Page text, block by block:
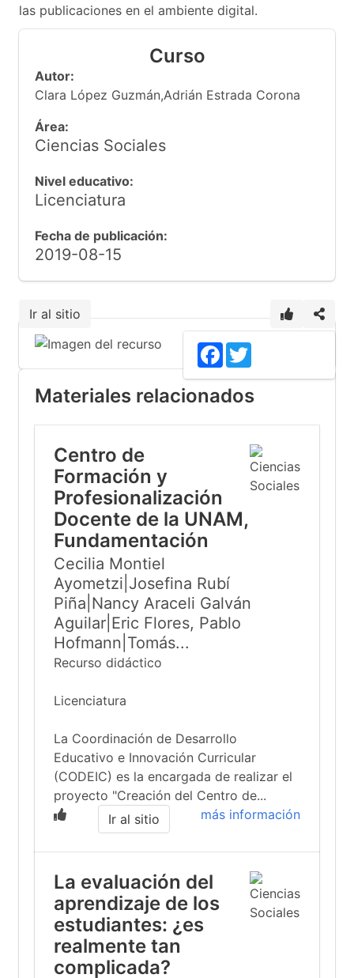
las publicaciones en el ambiente digital.
Curso
Autor:
Clara López Guzmán,Adrián Estrada Corona
Área:
Ciencias Sociales
Nivel educativo:
Licenciatura
Fecha de publicación:
2019-08-15
Ir al sitio
Facebook
Materiales relacionados
Centro de
Formación y
Profesionalización
Docente de la UNAM,
Fundamentación
Cecilia Montiel
Ayometzi|Josefina Rubí
Piña|Nancy Araceli Galván
Aguilar|Eric Flores, Pablo
Hofmann|Tomás...
Recurso didáctico
Licenciatura
La Coordinación de Desarrollo
Educativo e Innovación Curricular
(CODEIC) es la encargada de realizar el
proyecto "Creación del Centro de...
más información
Ir al sitio
La evaluación del
aprendizaje de los
estudiantes: ¿es
realmente tan
complicada?